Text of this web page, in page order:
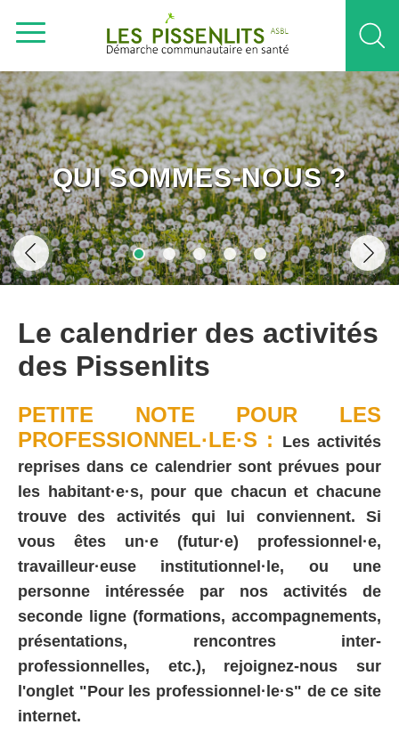
QUI SOMMES-NOUS ?
Le calendrier des activités
des Pissenlits
PETITE NOTE POUR LES
PROFESSIONNEL·LE·S :
Les activités
reprises dans ce calendrier sont prévues pour
les habitant·e·s, pour que chacun et chacune
trouve des activités qui lui conviennent. Si
vous êtes un·e (futur·e) professionnel·e,
travailleur·euse institutionnel·le, ou une
personne intéressée par nos activités de
seconde ligne (formations, accompagnements,
présentations, rencontres inter-
professionnelles, etc.), rejoignez-nous sur
l'onglet "Pour les professionnel·le·s" de ce site
internet.